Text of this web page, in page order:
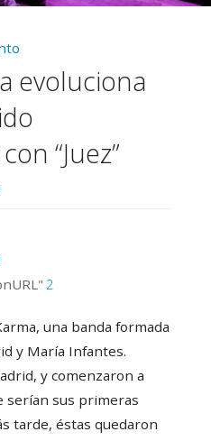
evoluciona
“Juez”
2
una banda formada
y María Infantes.
y comenzaron a
serían sus primeras
tarde, éstas quedaron